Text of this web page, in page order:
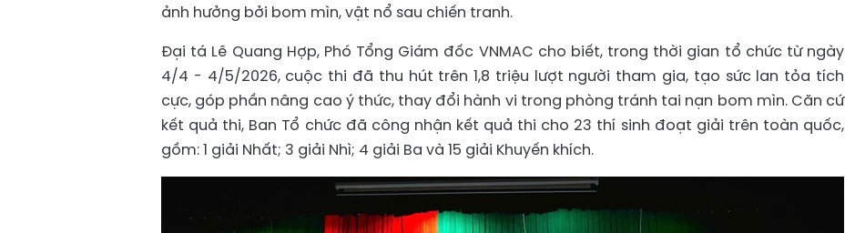
ảnh hưởng bởi bom mìn, vật nổ sau chiến tranh.
Đại tá Lê Quang Hợp, Phó Tổng Giám đốc VNMAC cho biết, trong thời gian tổ chức từ ngày
4/4 - 4/5/2026, cuộc thi đã thu hút trên 1,8 triệu lượt người tham gia, tạo sức lan tỏa tích
cực, góp phần nâng cao ý thức, thay đổi hành vi trong phòng tránh tai nạn bom mìn. Căn cứ
kết quả thi, Ban Tổ chức đã công nhận kết quả thi cho 23 thí sinh đoạt giải trên toàn quốc,
gồm: 1 giải Nhất; 3 giải Nhì; 4 giải Ba và 15 giải Khuyến khích.